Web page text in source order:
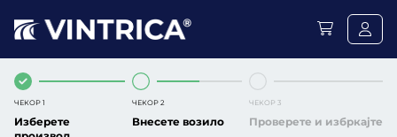
ЧЕКОР 1
Изберете
ЧЕКОР 2
Внесете возило
ЧЕКОР 3
Проверете и избркајте